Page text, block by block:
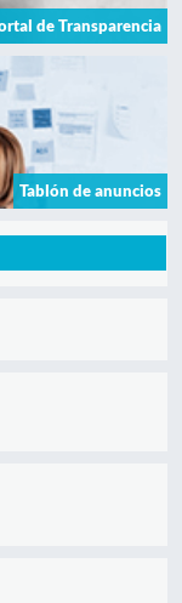
de Transparencia
Tablón de anuncios